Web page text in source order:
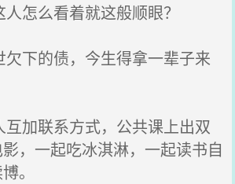
怎么看着就这般顺眼？
下的债，今生得拿一辈子来
加联系方式，公共课上出双
，一起吃冰淇淋，一起读书自
。